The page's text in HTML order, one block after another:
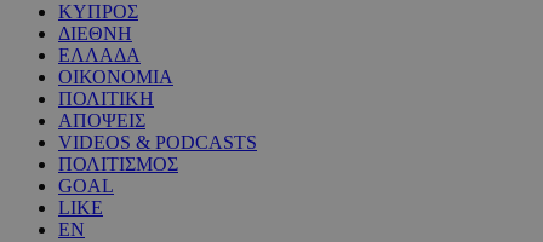
ΚΥΠΡΟΣ
ΔΙΕΘΝΗ
ΕΛΛΑΔΑ
ΟΙΚΟΝΟΜΙΑ
ΠΟΛΙΤΙΚΗ
ΑΠΟΨΕΙΣ
VIDEOS & PODCASTS
ΠΟΛΙΤΙΣΜΟΣ
GOAL
LIKE
EN